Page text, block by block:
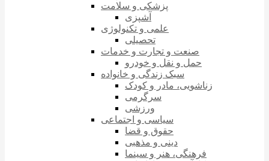
پزشکی و سلامت
آشپزی
علمی و تکنولوژی
تحصیلی
صنعت و تجارت و خدمات
حمل و نقل و خودرو
سبک زندگی و خانواده
زناشویی، مادر و کودک
سرگرمی
ورزشی
سیاسی و اجتماعی
حقوق و قضا
دینی و مذهبی
فرهنگی، هنر و سینما